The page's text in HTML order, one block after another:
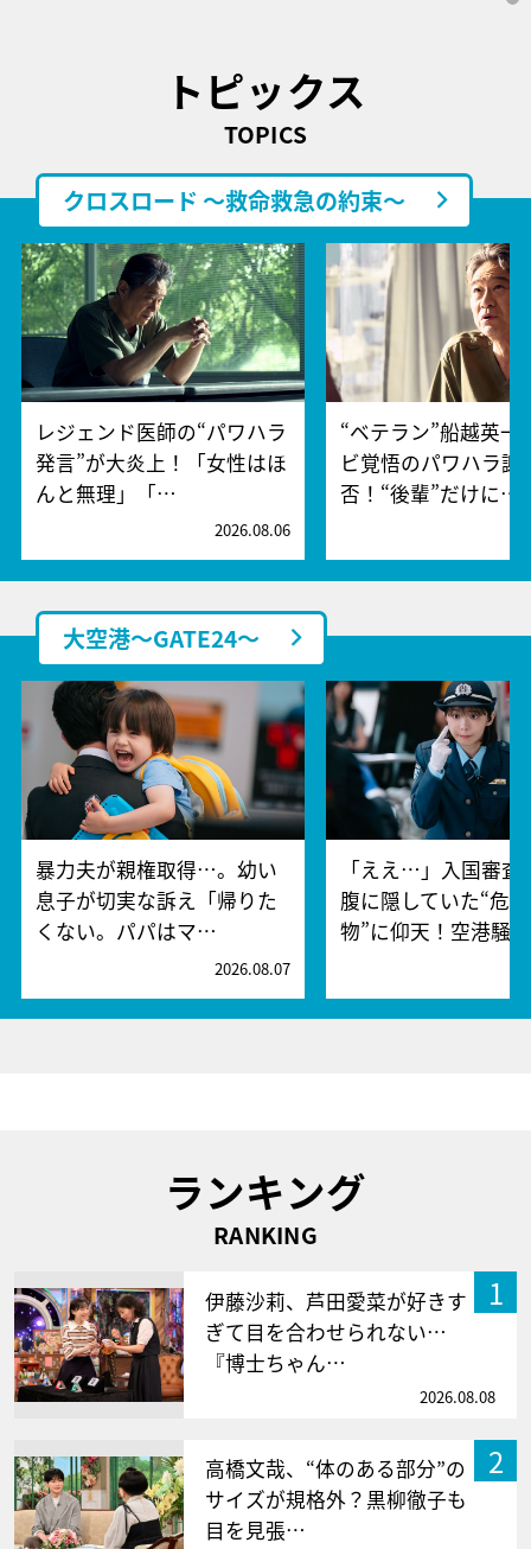
トピックス
TOPICS
クロスロード ～救命救急の約束～
レジェンド医師の“パワハラ
発言”が大炎上！「女性はほ
んと無理」「…
2026.08.06
“ベテラン”船越英一
ビ覚悟のパワハラ謝
否！“後輩”だけに…
大空港～GATE24～
暴力夫が親権取得…。幼い
息子が切実な訴え「帰りた
くない。パパはマ…
2026.08.07
「ええ…」入国審査
腹に隠していた“危
物”に仰天！空港騒
ランキング
RANKING
1
伊藤沙莉、芦田愛菜が好きす
ぎて目を合わせられない…
『博士ちゃん…
2026.08.08
2
高橋文哉、“体のある部分”の
サイズが規格外？黒柳徹子も
目を見張…